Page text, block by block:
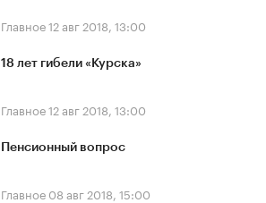
Главное12 авг 2018, 13:00
18 лет гибели «Курска»
Главное12 авг 2018, 13:00
Пенсионный вопрос
Главное 08 авг 2018, 15:00